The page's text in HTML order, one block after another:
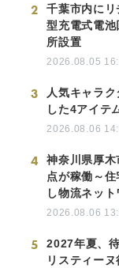
2
千葉市内に
型充電式電
所設置
2026.08.05
3
人気キャラ
した4アイテ
2026.08.06
4
神奈川県厚
点が稼働～
し物流ネッ
2026.08.06
5
2027年夏、
リスティー